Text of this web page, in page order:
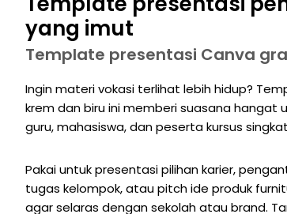
yang imut
Template presentasi Canva
Ingin materi vokasi terlihat lebih hidup?
krem dan biru ini memberi suasana hangat
guru, mahasiswa, dan peserta kursus
Pakai untuk presentasi pilihan karier,
tugas kelompok, atau pitch ide produk
agar selaras dengan sekolah atau brand.